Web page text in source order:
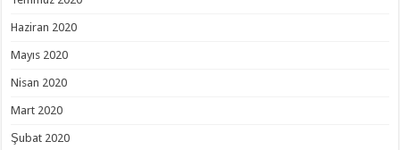
Haziran 2020
Mayıs 2020
Nisan 2020
Mart 2020
Şubat 2020